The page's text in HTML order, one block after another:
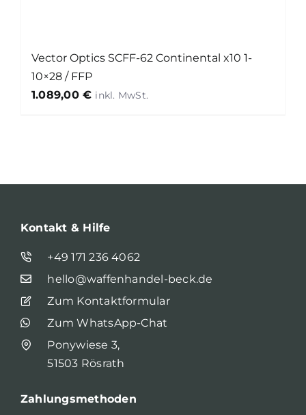
Vector Optics SCFF-62 Continental x10 1-
10×28 / FFP
1.089,00€
Kontakt & Hilfe
+49 171 236 4062
hello@waffenhandel-beck.de
Zum Kontaktformular
Zum WhatsApp-Chat
Ponywiese 3,
51503 Rösrath
Zahlungsmethoden